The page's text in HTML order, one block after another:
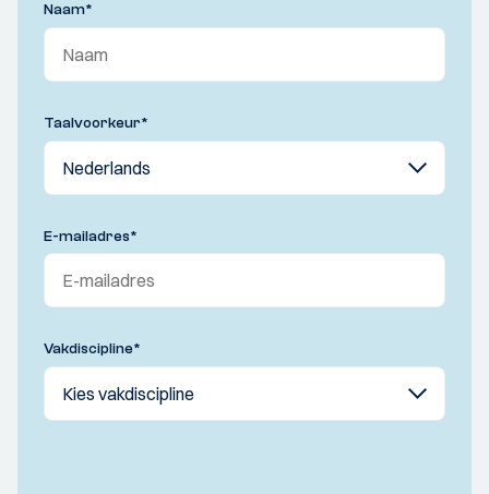
Naam*
Taalvoorkeur*
E-mailadres*
Vakdiscipline*